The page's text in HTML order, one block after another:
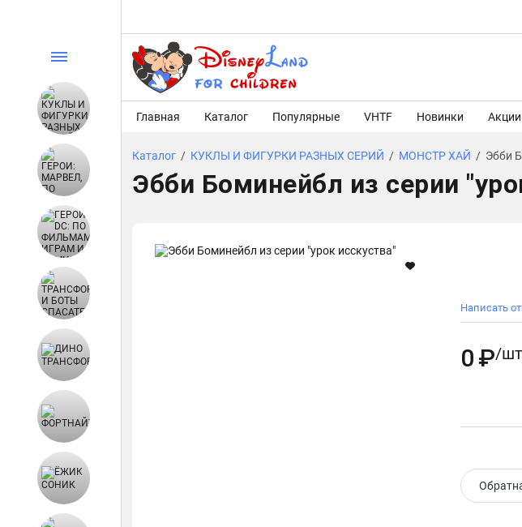
Главная Каталог Популярные VHTF Новинки Акции
Каталог / КУКЛЫ И ФИГУРКИ РАЗНЫХ СЕРИЙ / МОНСТР ХАЙ / Эбби
Эбби Боминейбл из серии
Написать
0 ₽/